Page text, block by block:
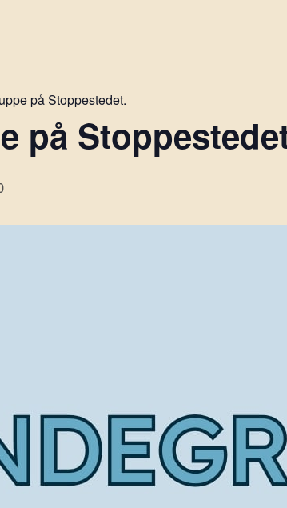
på Stoppestedet.
på